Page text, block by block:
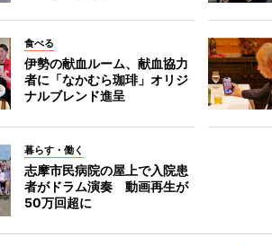
食べる
伊勢の献血ルーム、献血協力
者に「なかむら珈琲」オリジ
ナルブレンド進呈
暮らす・働く
志摩市民病院の屋上で入院患
者がドラム演奏 動画再生が
50万回超に